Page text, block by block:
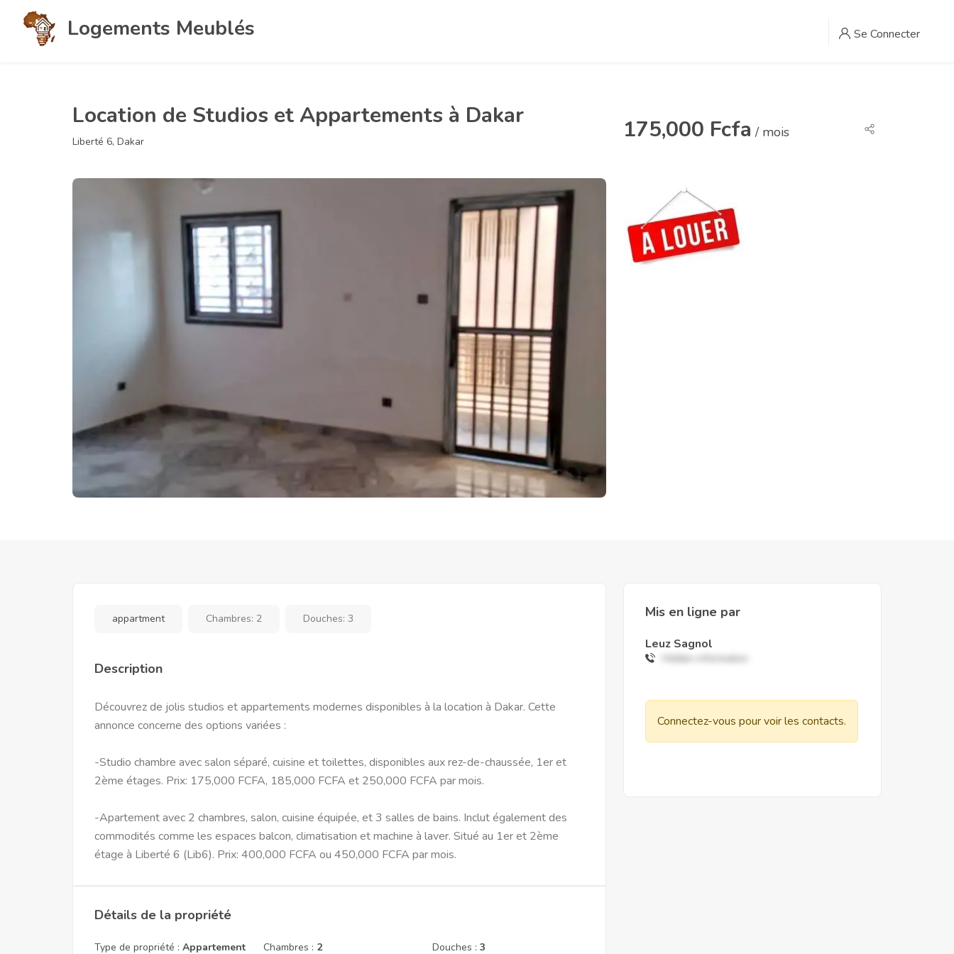
Logements Meublés Se Connecter
Location de Studios et Appartements à Dakar
Liberté 6, Dakar 175,000 Fcfa / mois
appartment Chambres: 2 Douches: 3
Description
Découvrez de jolis studios et appartements modernes disponibles à la location à Dakar. Cette
annonce concerne des options variées :
-Studio chambre avec salon séparé, cuisine et toilettes, disponibles aux rez-de-chaussée, 1er et
2ème étages. Prix: 175,000 FCFA, 185,000 FCFA et 250,000 FCFA par mois.
-Apartement avec 2 chambres, salon, cuisine équipée, et 3 salles de bains. Inclut également des
commodités comme les espaces balcon, climatisation et machine à laver. Situé au 1er et 2ème
étage à Liberté 6 (Lib6). Prix: 400,000 FCFA ou 450,000 FCFA par mois.
Détails de la propriété
Type de propriété : Appartement Chambres : 2 Douches : 3
Mis en ligne par
Leuz Sagnol
Hidden information
Connectez-vous pour voir les contacts.